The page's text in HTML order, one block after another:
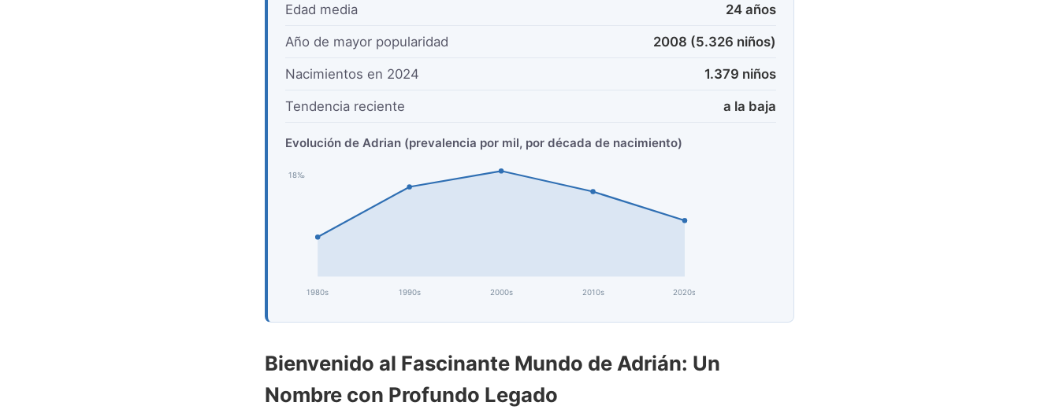
Edad media 24 años
Año de mayor popularidad 2008 (5.326 niños)
Nacimientos en 2024 1.379 niños
Tendencia reciente a la baja
Evolución de Adrian (prevalencia por mil, por década de nacimiento)
1980s 1990s 2000s 2010s 2020s
18‰
Bienvenido al Fascinante Mundo de Adrián: Un
Nombre con Profundo Legado